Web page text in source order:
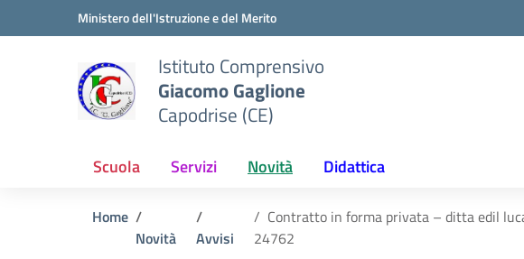
Vai ai contenuti
Vai al menu di navigazioneMinistero dell'Istruzione e del Merito
Istituto Comprensivo
Giacomo Gaglione
Capodrise (CE)
Scuola Servizi Novità Didattica
Home
Novità
Avvisi
Contratto in forma privata – ditta edil
24762